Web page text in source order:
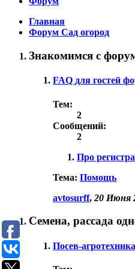
Главная
Форум Сад огород
Знакомимся с
FAQ для гостей
Тем:
2
Сообщений:
2
Про
Тема: Помощь
avtosurff, 20 Июня
Семена, рассада
Посев-агротехника